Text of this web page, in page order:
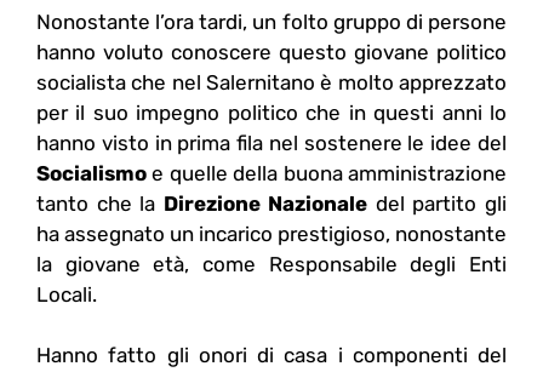
Nonostante l’ora tardi, un folto gruppo di persone
hanno voluto conoscere questo giovane politico
socialista che nel Salernitano è molto apprezzato
per il suo impegno politico che in questi anni lo
hanno visto in prima fila nel sostenere le idee del
Socialismo e quelle della buona amministrazione
tanto che la Direzione Nazionale del partito gli
ha assegnato un incarico prestigioso, nonostante
la giovane età, come Responsabile degli Enti
Locali.
Hanno fatto gli onori di casa i componenti del